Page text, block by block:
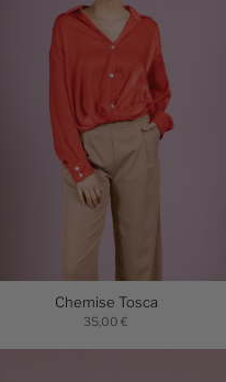
Chemise Tosca
35,00 €